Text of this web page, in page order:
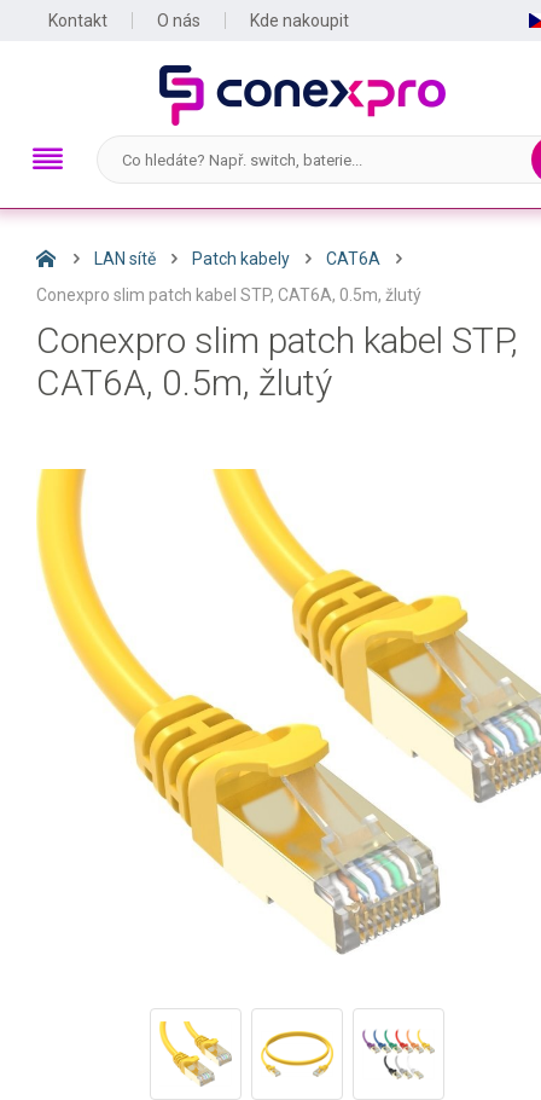
Kontakt O nás Kde nakoupit
LAN sítě Patch kabely
CAT6A
Conexpro slim patch kabel STP, CAT6A, 0.5m, žlutý
Conexpro slim patch kabel STP,
CAT6A, 0.5m, žlutý